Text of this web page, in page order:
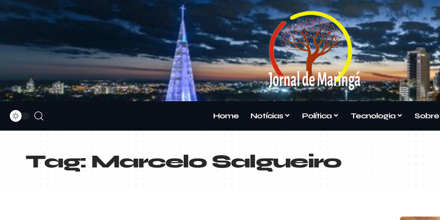
Home Notícias Política Tecnologia
Tag: Marcelo Salgueiro